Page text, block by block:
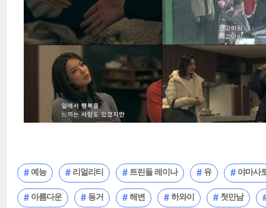
예능 리얼리티 트린들 레이나 유 야마사
아름다운 동거 해변 하와이 첫만남